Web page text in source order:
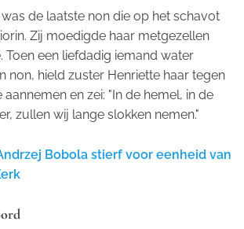
de laatste non die op het schavot
Zij moedigde haar metgezellen
Toen een liefdadig iemand water
non, hield zuster Henriette haar tegen
en zei: "In de hemel, in de
zullen wij lange slokken nemen."
Bobola stierf voor eenheid van